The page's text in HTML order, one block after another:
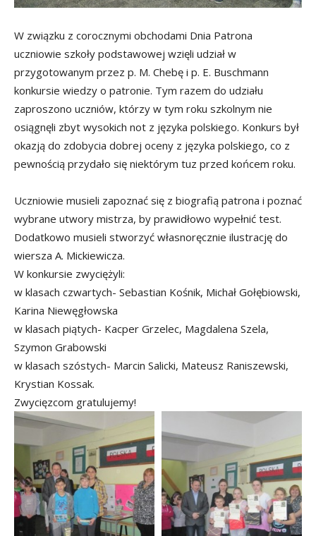
W związku z corocznymi obchodami Dnia Patrona
uczniowie szkoły podstawowej wzięli udział w
przygotowanym przez p. M. Chebę i p. E. Buschmann
konkursie wiedzy o patronie. Tym razem do udziału
zaproszono uczniów, którzy w tym roku szkolnym nie
osiągnęli zbyt wysokich not z języka polskiego. Konkurs był
okazją do zdobycia dobrej oceny z języka polskiego, co z
pewnością przydało się niektórym tuz przed końcem roku.
Uczniowie musieli zapoznać się z biografią patrona i poznać
wybrane utwory mistrza, by prawidłowo wypełnić test.
Dodatkowo musieli stworzyć własnoręcznie ilustrację do
wiersza A. Mickiewicza.
W konkursie zwyciężyli:
w klasach czwartych- Sebastian Kośnik, Michał Gołębiowski,
Karina Niewęgłowska
w klasach piątych- Kacper Grzelec, Magdalena Szela,
Szymon Grabowski
w klasach szóstych- Marcin Salicki, Mateusz Raniszewski,
Krystian Kossak.
Zwycięzcom gratulujemy!